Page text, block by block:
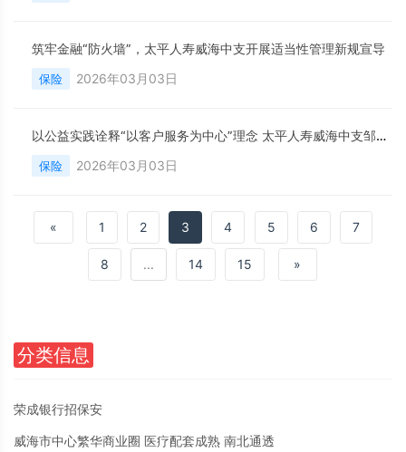
筑牢金融“防火墙”，太平人寿威海中支开展适当性管理新规宣导
保险 2026年03月03日
以公益实践诠释“以客户服务为中心”理念 太平人寿威海中支邹卫京获评山东省红十字会五星级志愿者
保险 2026年03月03日
« 1 2 3 4 5 6 7
8 ... 14 15 »
分类信息
荣成银行招保安
威海市中心繁华商业圈 医疗配套成熟 南北通透